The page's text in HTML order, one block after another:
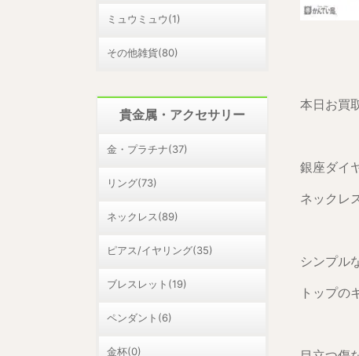
本日お買
銀座ダイ
ネックレ
シンプル
トップの
ミュウミュウ(1)
その他雑貨(80)
貴金属・アクセサリー
金・プラチナ(37)
リング(73)
ネックレス(89)
ピアス/イヤリング(35)
ブレスレット(19)
ペンダント(6)
金杯(0)